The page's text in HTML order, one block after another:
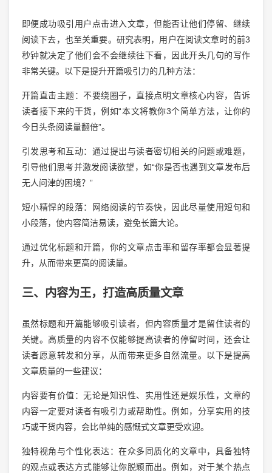
即便成功吸引用户点击进入文章，但能否让他们停留、继续
阅读下去，也至关重要。研究表明，用户在阅读文章时的前3
秒钟就决定了他们会不会继续往下看，因此开头几句的写作
非常关键。以下是提升开篇吸引力的几种方法：
开篇直击主题：不要绕圈子，直接点明文章核心内容，告诉
读者接下来的干货，例如“本文将教你3个简单方法，让你的
今日头条阅读量翻倍”。
引发思考和互动：通过提出与读者密切相关的问题或难题，
引导他们思考并激发阅读欲望，如“你是否也遇到文章发布后
无人问津的困境？”
短小精悍的段落：网络阅读的节奏快，因此尽量使用短句和
小段落，使内容简洁易读，避免长篇大论。
通过优化标题和开篇，你的文章点击率和留存率都会显著提
升，从而带来更高的阅读量。
三、内容为王，打造高质量文章
虽然标题和开篇能够吸引读者，但内容质量才是留住读者的
关键。高质量的内容不仅能够提高读者的停留时间，还会让
读者愿意转发和分享，从而带来更多自然流量。以下是提高
文章质量的一些建议：
内容要有价值：无论是知识性、实用性还是娱乐性，文章的
内容一定要对读者有吸引力或帮助性。例如，分享实用的技
巧或干货内容，会比单纯的感慨式文章更受欢迎。
独特视角与个性化表达：在众多同质化的文章中，具备独特
的观点或表达方式能够让你脱颖而出。例如，对于某个热点